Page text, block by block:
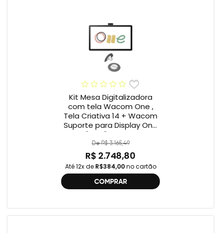
Kit Mesa Digitalizadora
com tela Wacom One ,
Tela Criativa 14 + Wacom
Suporte para Display One
12" e 13" ACK649Z
De R$ 3.165,49
R$ 2.748,80
Até 12x de R$384,00no cartão
COMPRAR